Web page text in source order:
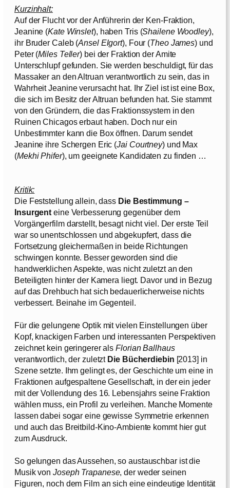
Kurzinhalt:
Auf der Flucht vor der Anführerin der Ken-Fraktion,
Jeanine (Kate Winslet), haben Tris (Shailene Woodley),
ihr Bruder Caleb (Ansel Elgort), Four (Theo James) und
Peter (Miles Teller) bei der Fraktion der Amite
Unterschlupf gefunden. Sie werden beschuldigt, für das
Massaker an den Altruan verantwortlich zu sein, das in
Wahrheit Jeanine verursacht hat. Ihr Ziel ist ist eine Box,
die sich im Besitz der Altruan befunden hat. Sie stammt
von den Gründern, die das Fraktionssystem in den
Ruinen Chicagos erbaut haben. Doch nur ein
Unbestimmter kann die Box öffnen. Darum sendet
Jeanine ihre Schergen Eric (Jai Courtney) und Max
(Mekhi Phifer), um geeignete Kandidaten zu finden …
Kritik:
Die Feststellung allein, dass Die Bestimmung –
Insurgent eine Verbesserung gegenüber dem
Vorgängerfilm darstellt, besagt nicht viel. Der erste Teil
war so unentschlossen und abgekupfert, dass die
Fortsetzung gleichermaßen in beide Richtungen
schwingen konnte. Besser geworden sind die
handwerklichen Aspekte, was nicht zuletzt an den
Beteiligten hinter der Kamera liegt. Davor und in Bezug
auf das Drehbuch hat sich bedauerlicherweise nichts
verbessert. Beinahe im Gegenteil.
Für die gelungene Optik mit vielen Einstellungen über
Kopf, knackigen Farben und interessanten Perspektiven
zeichnet kein geringerer alsFlorian Ballhaus
verantwortlich, der zuletzt Die Bücherdiebin [2013] in
Szene setzte. Ihm gelingt es, der Geschichte um eine in
Fraktionen aufgespaltene Gesellschaft, in der ein jeder
mit der Vollendung des 16. Lebensjahrs seine Fraktion
wählen muss, ein Profil zu verleihen. Manche Momente
lassen dabei sogar eine gewisse Symmetrie erkennen
und auch das Breitbild-Kino-Ambiente kommt hier gut
zum Ausdruck.
So gelungen das Aussehen, so austauschbar ist die
Musik vonJoseph Trapanese, der weder seinen
Figuren, noch dem Film an sich eine eindeutige Identität